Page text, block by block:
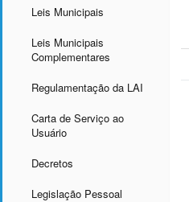
Leis Municipais
Leis Municipais
Complementares
Regulamentação da LAI
Carta de Serviço ao
Usuário
Decretos
Legislação Pessoal